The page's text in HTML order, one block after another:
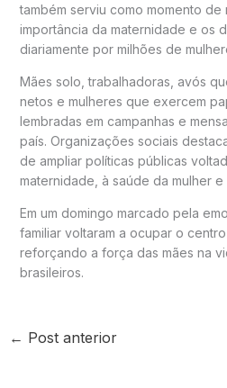
também serviu como momento
importância da maternidade e os
diariamente por milhões de
Mães solo, trabalhadoras, avós
netos e mulheres que exercem
lembradas em campanhas e
país. Organizações sociais
de ampliar políticas públicas
maternidade, à saúde da mulher
Em um domingo marcado pela
familiar voltaram a ocupar o
reforçando a força das mães na
brasileiros.
← Post anterior